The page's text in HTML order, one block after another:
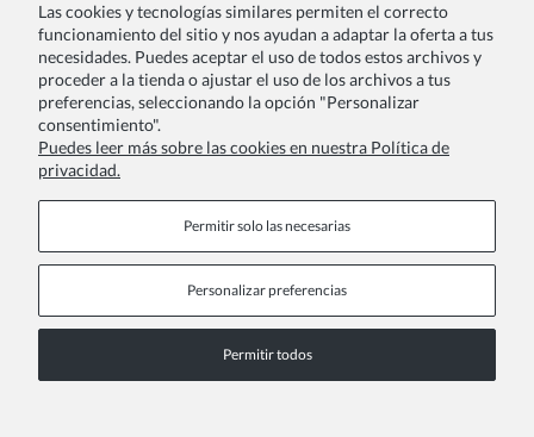
Tu comentario:
Enviar
Las cookies y tecnologías similares permiten el correcto
funcionamiento del sitio y nos ayudan a adaptar la oferta a tus
necesidades. Puedes aceptar el uso de todos estos archivos y
proceder a la tienda o ajustar el uso de los archivos a tus
preferencias, seleccionando la opción "Personalizar
consentimiento".
Puedes leer más sobre las cookies en nuestra Política de
privacidad.
Permitir solo las necesarias
Personalizar preferencias
Permitir todos